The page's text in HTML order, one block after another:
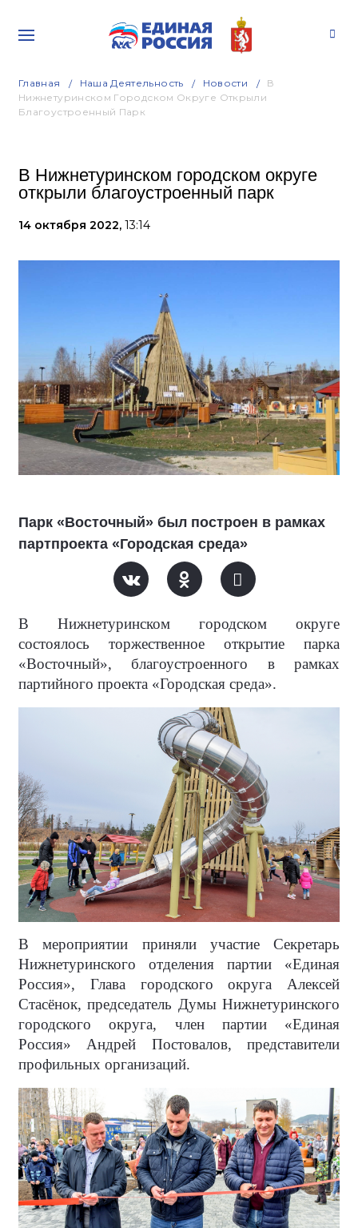
Главная Наша Деятельность Новости
В
Нижнетуринском Городском Округе Открыли
Благоустроенный Парк
В Нижнетуринском городском округе
открыли благоустроенный парк
14 октября 2022, 13:14
Парк «Восточный» был построен в рамках
партпроекта «Городская среда»
В Нижнетуринском городском округе
состоялось торжественное открытие парка
«Восточный», благоустроенного в рамках
партийного проекта «Городская среда».
В мероприятии приняли участие Секретарь
Нижнетуринского отделения партии «Единая
Россия», Глава городского округа Алексей
Стасёнок, председатель Думы Нижнетуринского
городского округа, член партии «Единая
Россия» Андрей Постовалов, представители
профильных организаций.